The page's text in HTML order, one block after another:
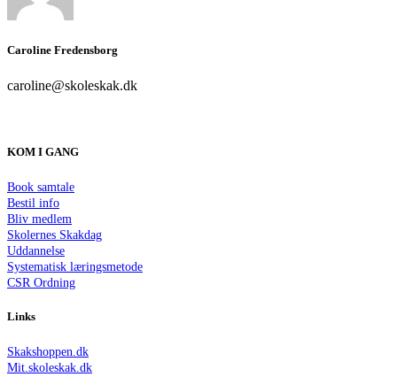
Caroline Fredensborg
caroline@skoleskak.dk
KOM I GANG
Book samtale
Bestil info
Bliv medlem
Skolernes Skakdag
Uddannelse
Systematisk læringsmetode
CSR Ordning
Links
Skakshoppen.dk
Mit.skoleskak.dk